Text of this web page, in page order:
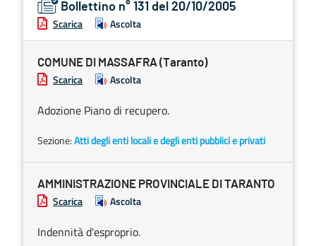
Bollettino n° 131 del 20/10/2005
Scarica Ascolta
COMUNE DI MASSAFRA (Taranto)
Scarica Ascolta
Adozione Piano di recupero.
Sezione:Atti degli enti locali e degli enti pubblici e privati
AMMINISTRAZIONE PROVINCIALE DI TARANTO
Scarica Ascolta
Indennità d'esproprio.